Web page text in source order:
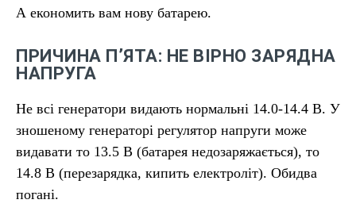
А економить вам нову батарею.
ПРИЧИНА П’ЯТА: НЕ ВІРНО ЗАРЯДНА
НАПРУГА
Не всі генератори видають нормальні 14.0-14.4 В. У
зношеному генераторі регулятор напруги може
видавати то 13.5 В (батарея недозаряжається), то
14.8 В (перезарядка, кипить електроліт). Обидва
погані.